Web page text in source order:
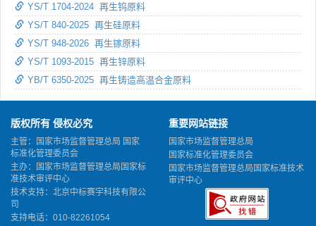
YS/T 1704-2024 再生钨原料
YS/T 840-2025 再生硅原料
YS/T 948-2026 再生镓原料
YS/T 1093-2015 再生锌原料
YB/T 6350-2025 再生铸造高温合金原料
版权所有 侵权必究
主管：国家市场监督管理总局 国家
标准化管理委员会
主办：国家市场监督管理总局国家标
准技术审评中心
技术支持：北京中标赛宇科技有限公
司
支持电话：010-82261054
重要网站链接
国家市场监督管理总局
国家标准化管理委员会
国家市场监督管理总局国家标准技术
审评中心